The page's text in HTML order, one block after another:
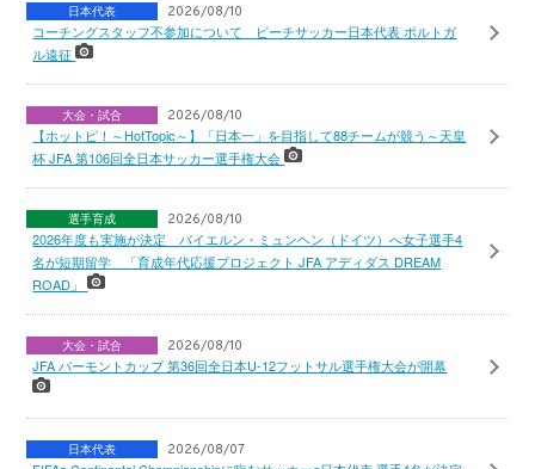
日本代表 2026/08/10
コーチングスタッフ不参加について ビーチサッカー日本代表 ポルトガ
ル遠征
大会・試合 2026/08/10
【ホットピ！～HotTopic～】「日本一」を目指して88チームが競う～天皇
杯 JFA 第106回全日本サッカー選手権大会
選手育成 2026/08/10
2026年度も実施が決定 バイエルン・ミュンヘン（ドイツ）へ女子選手4
名が短期留学 「育成年代応援プロジェクト JFA アディダス DREAM
ROAD」
大会・試合 2026/08/10
JFA バーモントカップ 第36回全日本U-12フットサル選手権大会が開幕
日本代表 2026/08/07